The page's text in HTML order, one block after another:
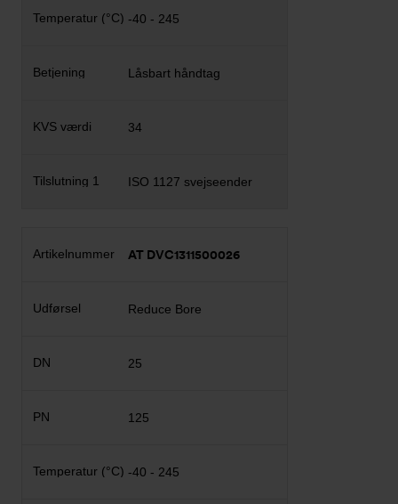
-40 - 245
Låsbart håndtag
34
ISO 1127 svejseender
AT DVC1311500026
Reduce Bore
25
125
-40 - 245